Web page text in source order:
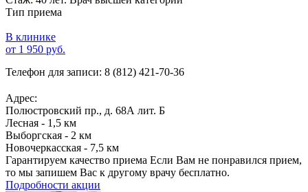
Тип приема
В клинике
от 1 950 руб.
Телефон для записи: 8 (812) 421-70-36
Адрес:
Полюстровский пр., д. 68А лит. Б
Лесная - 1,5 км
Выборгская - 2 км
Новочеркасская - 7,5 км
Гарантируем качество приема Если Вам не понравился прием,
то мы запишем Вас к другому врачу бесплатно.
Подробности акции